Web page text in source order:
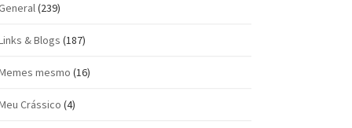
(239)
& Blogs (187)
mesmo (16)
Crássico (4)